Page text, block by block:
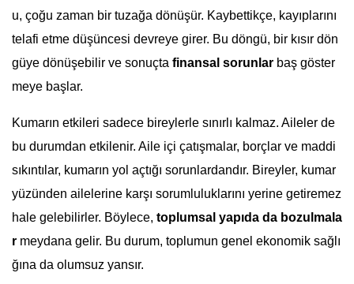
u, çoğu zaman bir tuzağa dönüşür. Kaybettikçe, kayıplarını
telafi etme düşüncesi devreye girer. Bu döngü, bir kısır dön
güye dönüşebilir ve sonuçta finansal sorunlar baş göster
meye başlar.
Kumarın etkileri sadece bireylerle sınırlı kalmaz. Aileler de
bu durumdan etkilenir. Aile içi çatışmalar, borçlar ve maddi
sıkıntılar, kumarın yol açtığı sorunlardandır. Bireyler, kumar
yüzünden ailelerine karşı sorumluluklarını yerine getiremez
hale gelebilirler. Böylece, toplumsal yapıda da bozulmala
r meydana gelir. Bu durum, toplumun genel ekonomik sağlı
ğına da olumsuz yansır.